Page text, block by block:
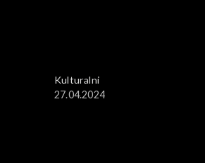
Kulturalni
27.04.2024